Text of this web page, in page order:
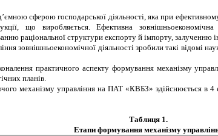
сферою господарської діяльності, яка при
що виробляється. Ефективна
раціональної структури експорту й імпорту, залученню
зовнішньоекономічної діяльності зробили такі
практичного аспекту формування механізму
планів.
механізму управління на ПАТ «КВБЗ» здійснюється в 4
Таблиця 1.
Етапи формування механізму